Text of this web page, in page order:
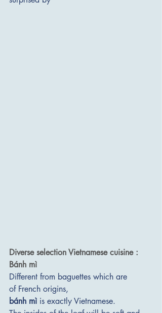
Diverse selection Vietnamese cuisine :
Bánh mì
Different from baguettes which are
of French origins,
bánh mì is exactly Vietnamese.